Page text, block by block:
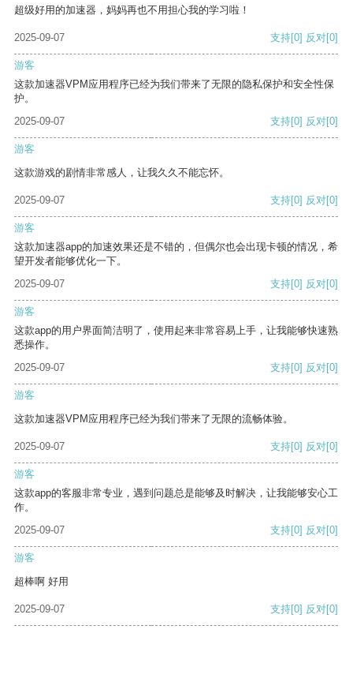
超级好用的加速器，妈妈再也不用担心我的学习啦！
2025-09-07 支持[0] 反对[0]
游客
这款加速器VPM应用程序已经为我们带来了无限的隐私保护和安全性保
护。
2025-09-07
支持[0] 反对[0]
游客
这款游戏的剧情非常感人，让我久久不能忘怀。
2025-09-07 支持[0] 反对[0]
游客
这款加速器app的加速效果还是不错的，但偶尔也会出现卡顿的情况，希
望开发者能够优化一下。
2025-09-07
支持[0] 反对[0]
游客
这款app的用户界面简洁明了，使用起来非常容易上手，让我能够快速熟
悉操作。
2025-09-07
支持[0] 反对[0]
游客
这款加速器VPM应用程序已经为我们带来了无限的流畅体验。
2025-09-07 支持[0] 反对[0]
游客
这款app的客服非常专业，遇到问题总是能够及时解决，让我能够安心工
作。
2025-09-07
支持[0] 反对[0]
游客
超棒啊 好用
2025-09-07 支持[0] 反对[0]